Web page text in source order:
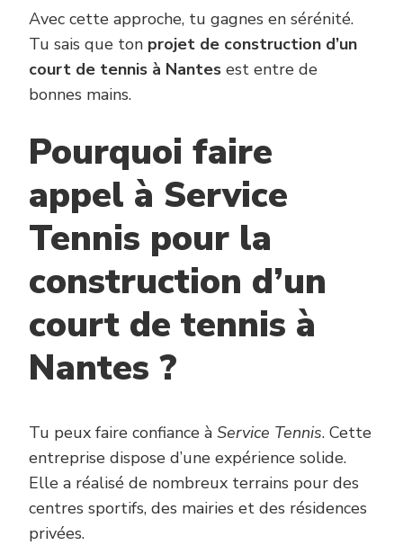
Avec cette approche, tu gagnes en sérénité.
Tu sais que ton projet de construction d’un
court de tennis à Nantes est entre de
bonnes mains.
Pourquoi faire
appel à Service
Tennis pour la
construction d’un
court de tennis à
Nantes ?
Tu peux faire confiance à Service Tennis. Cette
entreprise dispose d’une expérience solide.
Elle a réalisé de nombreux terrains pour des
centres sportifs, des mairies et des résidences
privées.